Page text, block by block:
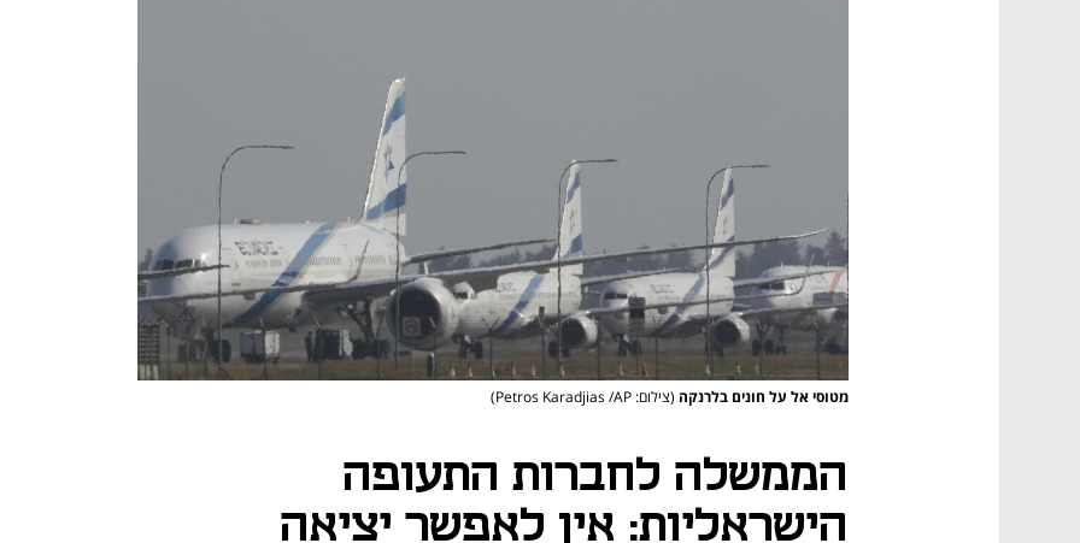
מטוסי אל על חונים בלרנקה (צילום: Petros Karadjias /AP)
הממשלה לחברות התעופה
הישראליות: אין לאפשר יציאה